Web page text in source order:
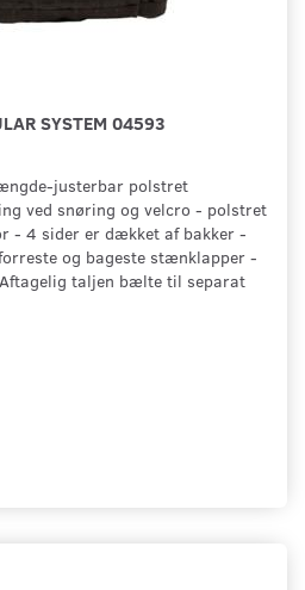
SYSTEM 04593
justerbar polstret
ved snøring og velcro - polstret
- 4 sider er dækket af bakker -
og bageste stænklapper -
taljen bælte til separat